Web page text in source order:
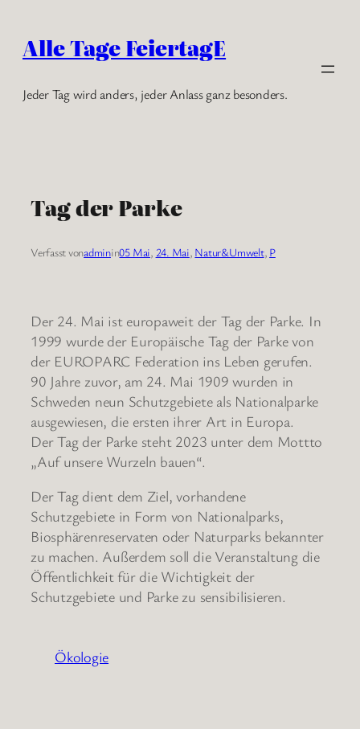
Inhalt
springen
Alle Tage FeiertagE
Jeder Tag wird anders, jeder Anlass ganz besonders.
Tag der Parke
Verfasst vonadminin05 Mai, 24. Mai, Natur&Umwelt, P
Der 24. Mai ist europaweit der Tag der Parke. In
1999 wurde der Europäische Tag der Parke von
der EUROPARC Federation ins Leben gerufen.
90 Jahre zuvor, am 24. Mai 1909 wurden in
Schweden neun Schutzgebiete als Nationalparke
ausgewiesen, die ersten ihrer Art in Europa.
Der Tag der Parke steht 2023 unter dem Mottto
„Auf unsere Wurzeln bauen“.
Der Tag dient dem Ziel, vorhandene
Schutzgebiete in Form von Nationalparks,
Biosphärenreservaten oder Naturparks bekannter
zu machen. Außerdem soll die Veranstaltung die
Öffentlichkeit für die Wichtigkeit der
Schutzgebiete und Parke zu sensibilisieren.
Ökologie